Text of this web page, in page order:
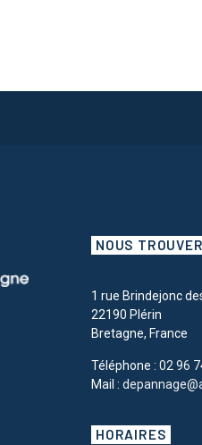
NOUS TROUVER
1 rue Brindejonc
22190 Plérin
Bretagne, France
Téléphone :02 96
Mail :
HORAIRES